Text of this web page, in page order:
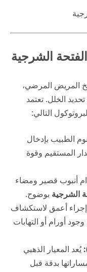
الشرجية
المريض المرضي،
الخلل. تعتمد
التالي:
الطبيب بإدخال
المستقيم وقوة
أنبوب قصير ومضاء
الشرجية بوضوح.
إجراء أعمق لاستكشاف
أورام أو التهابات
يُعد المعيار الذهبي
بدقة قبل